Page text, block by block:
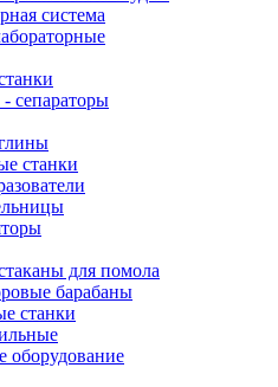
система
сепараторы
станки
для помола
барабаны
станки
оборудование